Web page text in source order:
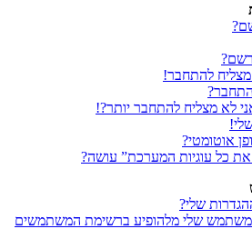
להתחבר!
לא מצליח להתחבר יותר?!
אוטומטי?
כל עוגיות המערכת” עושה?
שלי?
שלי מלהופיע ברשימת המשתמשים